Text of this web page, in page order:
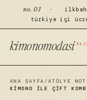
no. 01 ·
türkiye içi
kimonomodasi tr/
ANA SAYFA /ATÖLYE
KIMONO ILE ÇIFT